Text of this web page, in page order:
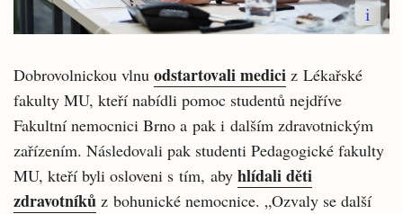
i
Dobrovolnickou vlnu odstartovali medici z Lékařské
fakulty MU, kteří nabídli pomoc studentů nejdříve
Fakultní nemocnici Brno a pak i dalším zdravotnickým
zařízením. Následovali pak studenti Pedagogické fakulty
MU, kteří byli osloveni s tím, aby hlídali děti
zdravotníků z bohunické nemocnice. „Ozvaly se další